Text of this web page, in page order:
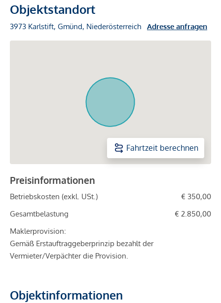
Objektstandort
3973 Karlstift, Gmünd, Niederösterreich Adresse anfragen
Fahrtzeit berechnen
Preisinformationen
Betriebskosten (exkl. USt.)
€ 350,00
Gesamtbelastung
€ 2.850,00
Maklerprovision:
Gemäß Erstauftraggeberprinzip bezahlt der
Vermieter/Verpächter die Provision.
Objektinformationen